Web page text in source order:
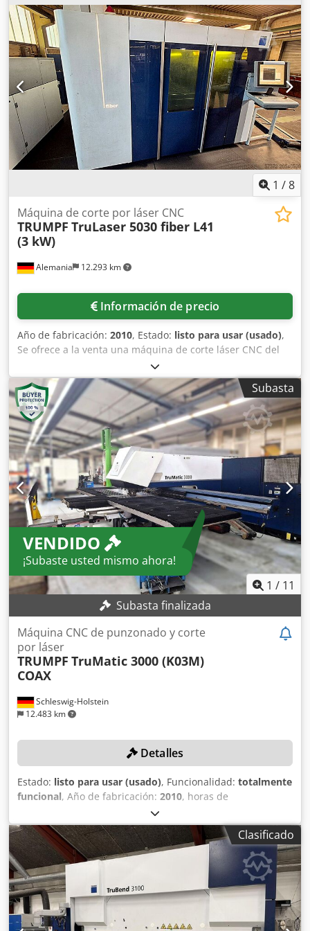
Dimensiones de la máquina X/Y/Z:
11000mm/4600mm/2400mm, Peso: 12000kg, Control:
Siemens Sinumerik 840D. Incluye cintas transportadoras,
cabezales de corte láser con distintas lentes, Liftmaster R y
otros dispositivos periféricos. Documentación disponible.
Es posible una visita in situ. Csdpfx Aoxaph Uecyerf
1 /8
Alemania 12.293 km
Máquina de corte por láser CNC
TRUMPF TruLaser 5030 fiber L41
(3 kW)
Información de precio
Año de fabricación: 2010, Estado: listo para usar (usado),
Se ofrece a la venta una máquina de corte láser CNC del
fabricante TRUMPF. Potencia láser: aprox. 3000W (3kW),
área de trabajo: X/Y/Z 3000mm/1500mm/115mm.
Adicionalmente, se ofrece un Liftmaster compatible del
año 2015, que también puede adquirirse por separado.
Codpfx Ajxxa Ucocyerf
Subasta
VENDIDO
¡Subaste usted mismo ahora!
1 / 11
Subasta finalizada
Schleswig-Holstein
12.483 km
Máquina CNC de punzonado y corte
por láser
TRUMPF TruMatic 3000 (K03M)
COAX
Detalles
Estado: listo para usar (usado), Funcionalidad: totalmente
funcional, Año de fabricación: 2010, horas de
, número de máquina/vehículo:
A0110A0058, modelo de controlador:BOSCH PNC-P,
potencia del láser:2.000 W , número de ranuras del
almacén de herramientas:21, DETALLES TÉCNICOS Área de
trabajo: 2500 x 1250 mm Espesor máx. de chapa: 4,0 mm
Fuerza máxima de punzonado: 165 kN Presión máxima del
pisador activo: 9 kN Peso máx. de la pieza: 120 kg Tamaño
máx. de pieza por canal de descarga: 300 x 500 mm
Velocidades Eje X: 90 m/min Eje Y: 60 m/min Simultáneas
Clasificado